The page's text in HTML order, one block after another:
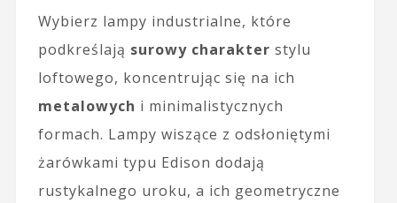
Wybierz lampy industrialne, które
podkreślają surowy charakter stylu
loftowego, koncentrując się na ich
metalowych i minimalistycznych
formach. Lampy wiszące z odsłoniętymi
żarówkami typu Edison dodają
rustykalnego uroku, a ich geometryczne